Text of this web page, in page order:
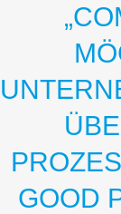
GOOD